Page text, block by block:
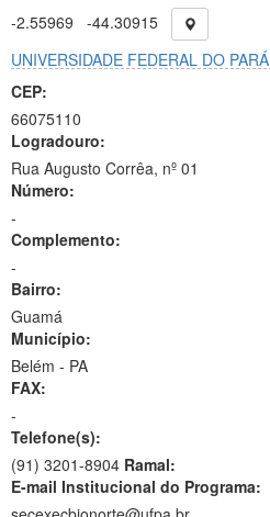
-2.55969
-44.30915
UNIVERSIDADE FEDERAL DO PARÁ
CEP:
66075110
Logradouro:
Rua Augusto Corrêa, nº 01
Número:
-
Complemento:
-
Bairro:
Guamá
Município:
Belém - PA
FAX:
-
Telefone(s):
(91) 3201-8904 Ramal:
E-mail Institucional do Programa: